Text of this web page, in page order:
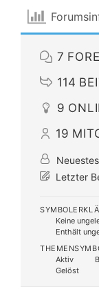
7
114
9
19
Letzter
Keine
Enthält
Aktiv
Gelöst